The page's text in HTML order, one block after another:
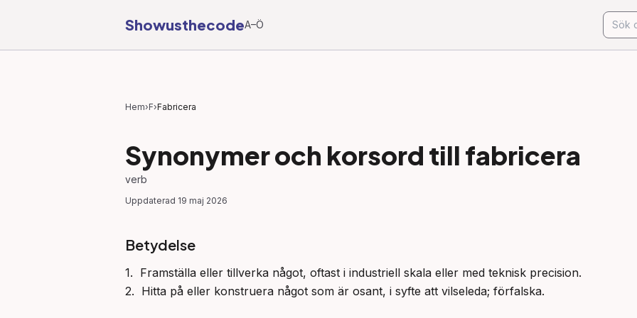
ShowusthecodeA–Ö
Hem›F›Fabricera
Synonymer och korsord till fabricera
verb
Uppdaterad 19 maj 2026
Betydelse
1.  Framställa eller tillverka något, oftast i industriell skala eller med teknisk precision.
2.  Hitta på eller konstruera något som är osant, i syfte att vilseleda; förfalska.